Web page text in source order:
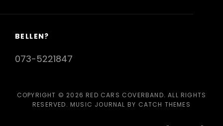
BELLEN?
073-5221847
COPYRIGHT © 2026 RED CARS COVERBAND. ALL RIGHTS
RESERVED. MUSIC JOURNAL BY CATCH THEMES